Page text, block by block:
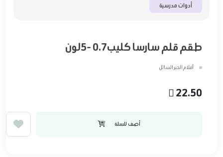
أدوات مدرسية
طقم قلم سارسا كليب0.7 -5لون
أقلام الحبر السائل
22.50
أضف للسلة